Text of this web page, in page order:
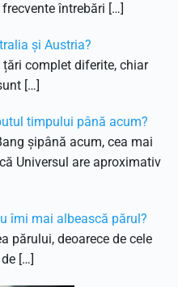
întrebări […]
și Austria?
complet diferite, chiar
[…]
timpului până acum?
șipână acum, cea mai
Universul are aproximativ
îmi mai albească părul?
părului, deoarece de cele
[…]